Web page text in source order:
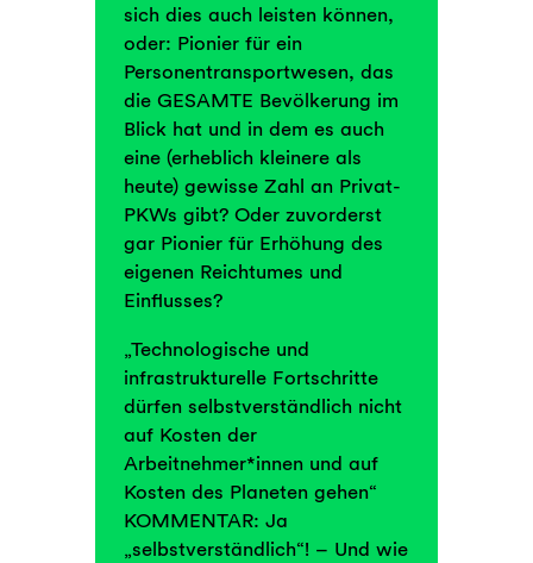
sich dies auch leisten können,
oder: Pionier für ein
Personentransportwesen, das
die GESAMTE Bevölkerung im
Blick hat und in dem es auch
eine (erheblich kleinere als
heute) gewisse Zahl an Privat-
PKWs gibt? Oder zuvorderst
gar Pionier für Erhöhung des
eigenen Reichtumes und
Einflusses?
„Technologische und
infrastrukturelle Fortschritte
dürfen selbstverständlich nicht
auf Kosten der
Arbeitnehmer*innen und auf
Kosten des Planeten gehen“
KOMMENTAR: Ja
„selbstverständlich“! – Und wie